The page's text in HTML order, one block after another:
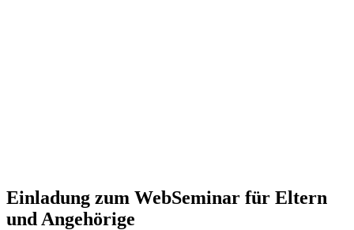
Einladung zum WebSeminar für Eltern
und Angehörige